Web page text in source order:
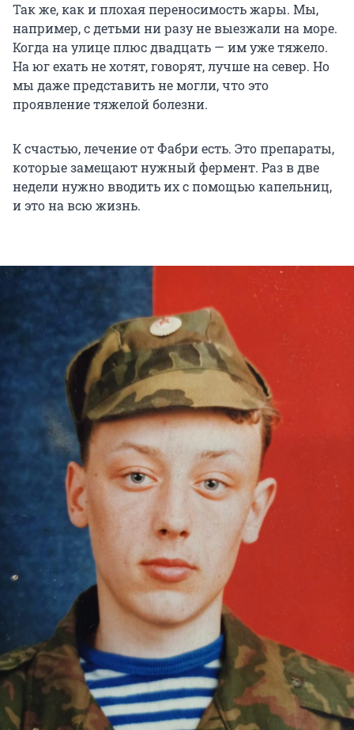
Так же, как и плохая переносимость жары. Мы,
например, с детьми ни разу не выезжали на море.
Когда на улице плюс двадцать — им уже тяжело.
На юг ехать не хотят, говорят, лучше на север. Но
мы даже представить не могли, что это
проявление тяжелой болезни.
К счастью, лечение от Фабри есть. Это препараты,
которые замещают нужный фермент. Раз в две
недели нужно вводить их с помощью капельниц,
и это на всю жизнь.